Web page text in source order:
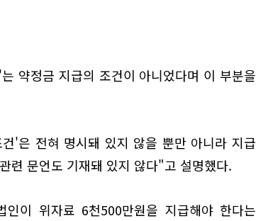
약정금 지급의 조건이 아니었다며 이 부분을
'은 전혀 명시돼 있지 않을 뿐만 아니라 지급
련 문언도 기재돼 있지 않다"고 설명했다.
이 위자료 6천500만원을 지급해야 한다는